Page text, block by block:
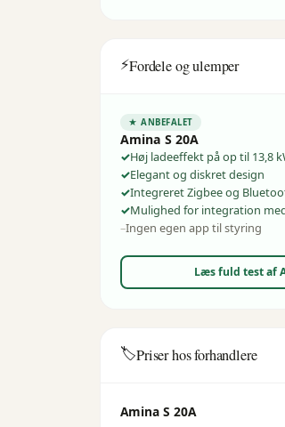
⚡Fordele og ulemper
★ ANBEFALET
Amina S 20A
Høj ladeeffekt på op til 13,8
Elegant og diskret design
Integreret Zigbee og
Mulighed for integration
Ingen egen app til styring
Læs fuld test af
🏷️Priser hos forhandlere
Amina S 20A